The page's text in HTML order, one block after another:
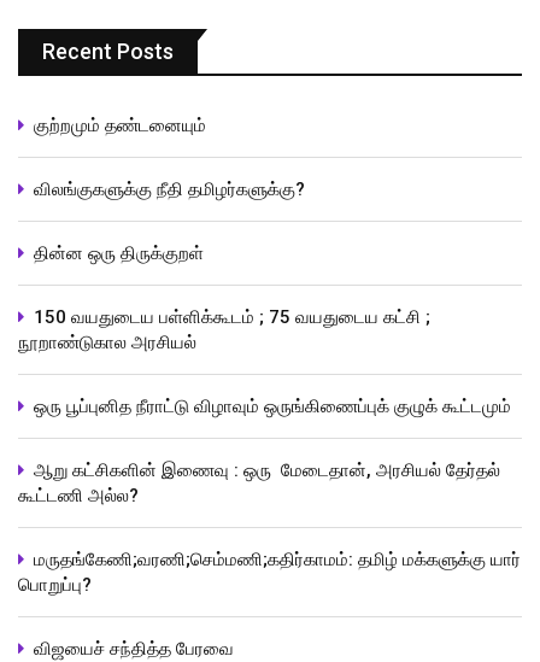
Recent Posts
குற்றமும் தண்டனையும்
விலங்குகளுக்கு நீதி தமிழர்களுக்கு?
தின்ன ஒரு திருக்குறள்
150 வயதுடைய பள்ளிக்கூடம் ; 75 வயதுடைய கட்சி ;
நூறாண்டுகால அரசியல்
ஒரு பூப்புனித நீராட்டு விழாவும் ஒருங்கிணைப்புக் குழுக் கூட்டமும்
ஆறு கட்சிகளின் இணைவு : ஒரு மேடைதான், அரசியல் தேர்தல்
கூட்டணி அல்ல?
மருதங்கேணி;வரணி;செம்மணி;கதிர்காமம்: தமிழ் மக்களுக்கு யார்
பொறுப்பு?
விஜயைச் சந்தித்த பேரவை